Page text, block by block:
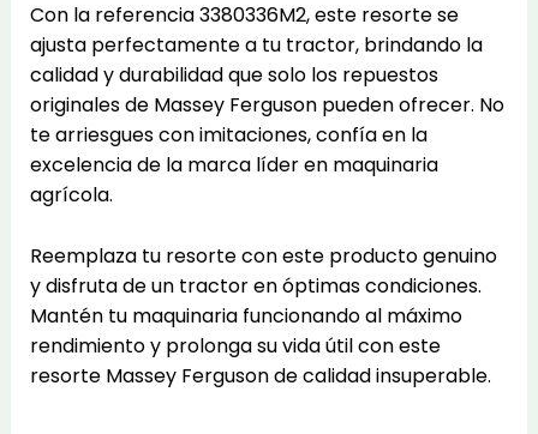
Con la referencia 3380336M2, este resorte se
ajusta perfectamente a tu tractor, brindando la
calidad y durabilidad que solo los repuestos
originales de Massey Ferguson pueden ofrecer. No
te arriesgues con imitaciones, confía en la
excelencia de la marca líder en maquinaria
agrícola.
Reemplaza tu resorte con este producto genuino
y disfruta de un tractor en óptimas condiciones.
Mantén tu maquinaria funcionando al máximo
rendimiento y prolonga su vida útil con este
resorte Massey Ferguson de calidad insuperable.